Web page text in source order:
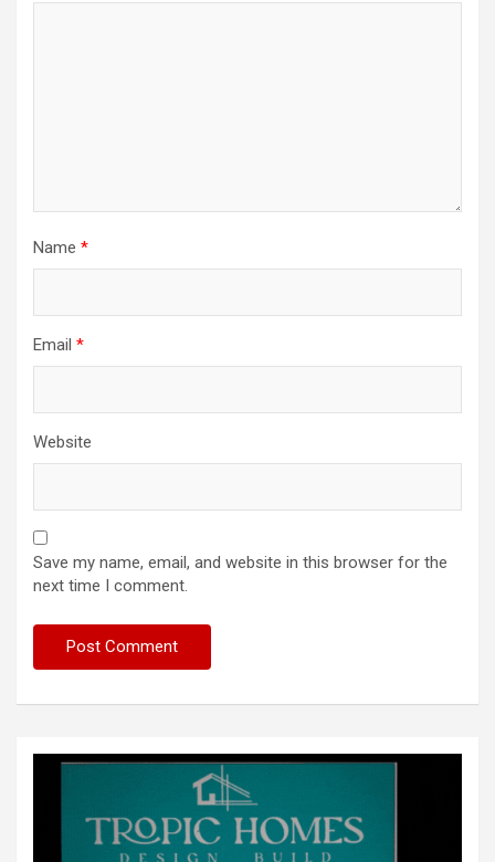
Name *
Email *
Website
Save my name, email, and website in this browser for the
next time I comment.